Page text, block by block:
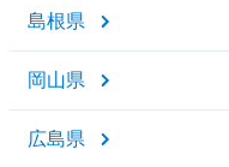
島根県
岡山県
広島県